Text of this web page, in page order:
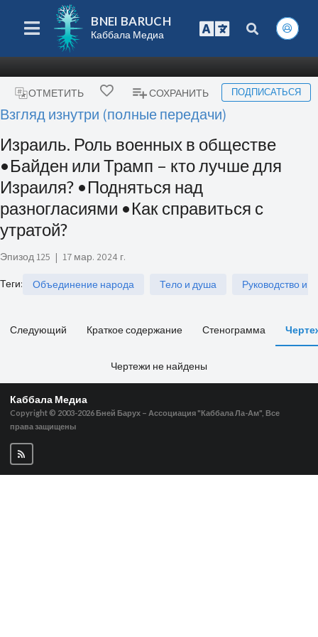
BNEI BARUCH
Каббала Медиа
ОТМЕТИТЬ СОХРАНИТЬ ПОДПИСАТЬСЯ
Взгляд изнутри (полные передачи)
Израиль. Роль военных в обществе
•Байден или Трамп – кто лучше для
Израиля? •Подняться над
разногласиями •Как справиться с
утратой?
Эпизод 125 | 17 мар. 2024 г.
Теги: Объединение народа Тело и душа Руководство и
Следующий Краткое содержание Стенограмма
Чертежи не найдены
Каббала Медиа
Copyright © 2003-2026 Бней Барух – Ассоциация "Каббала Ла-Ам", Все
права защищены